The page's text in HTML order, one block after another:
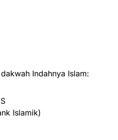
Indahnya Islam:
Islamik)